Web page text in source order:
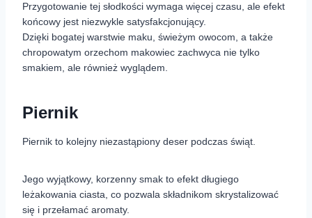
Przygotowanie tej słodkości wymaga więcej czasu, ale efekt
końcowy jest niezwykle satysfakcjonujący.
Dzięki bogatej warstwie maku, świeżym owocom, a także
chropowatym orzechom makowiec zachwyca nie tylko
smakiem, ale również wyglądem.
Piernik
Piernik to kolejny niezastąpiony deser podczas świąt.
Jego wyjątkowy, korzenny smak to efekt długiego
leżakowania ciasta, co pozwala składnikom skrystalizować
się i przełamać aromaty.